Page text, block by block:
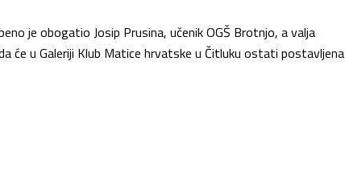
je obogatio Josip Prusina, učenik OGŠ Brotnjo, a valja
će u Galeriji Klub Matice hrvatske u Čitluku ostati postavljena